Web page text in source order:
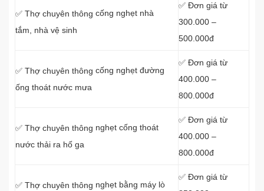
✅ Thợ chuyên thông cống nghẹt nhà
tắm, nhà vệ sinh
✅ Đơn giá từ
300.000 –
500.000đ
✅ Thợ chuyên thông cống nghẹt đường
ống thoát nước mưa
✅ Đơn giá từ
400.000 –
800.000đ
✅ Thợ chuyên thông nghẹt cống thoát
nước thải ra hố ga
✅ Đơn giá từ
400.000 –
800.000đ
✅ Thợ chuyên thông nghẹt bằng máy lò
✅ Đơn giá từ